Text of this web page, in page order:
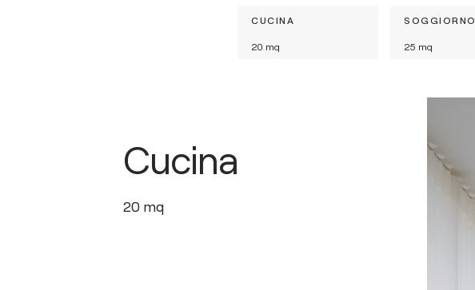
CUCINA
20 mq
SOGGIORNO
25 mq
Cucina
20 mq